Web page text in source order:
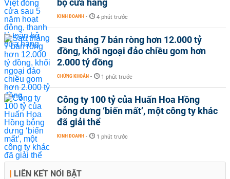
KINH DOANH - 4 phút trước
Sau tháng 7 bán ròng hơn 12.000 tỷ
đồng, khối ngoại đảo chiều gom hơn
2.000 tỷ đồng
CHỨNG KHOÁN - 1 phút trước
Công ty 100 tỷ của Huấn Hoa Hồng
bỗng dưng ‘biến mất’, một công ty khác
đã giải thể
KINH DOANH - 1 phút trước
LIÊN KẾT NỔI BẬT